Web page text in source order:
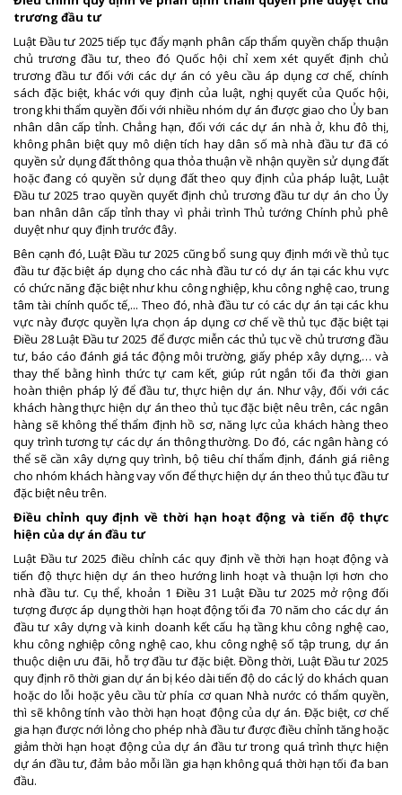
trương đầu tư
Luật Đầu tư 2025 tiếp tục đẩy mạnh phân cấp thẩm quyền chấp thuận
chủ trương đầu tư, theo đó Quốc hội chỉ xem xét quyết định chủ
trương đầu tư đối với các dự án có yêu cầu áp dụng cơ chế, chính
sách đặc biệt, khác với quy định của luật, nghị quyết của Quốc hội,
trong khi thẩm quyền đối với nhiều nhóm dự án được giao cho Ủy ban
nhân dân cấp tỉnh. Chẳng hạn, đối với các dự án nhà ở, khu đô thị,
không phân biệt quy mô diện tích hay dân số mà nhà đầu tư đã có
quyền sử dụng đất thông qua thỏa thuận về nhận quyền sử dụng đất
hoặc đang có quyền sử dụng đất theo quy định của pháp luật, Luật
Đầu tư 2025 trao quyền quyết định chủ trương đầu tư dự án cho Ủy
ban nhân dân cấp tỉnh thay vì phải trình Thủ tướng Chính phủ phê
duyệt như quy định trước đây.
Bên cạnh đó, Luật Đầu tư 2025 cũng bổ sung quy định mới về thủ tục
đầu tư đặc biệt áp dụng cho các nhà đầu tư có dự án tại các khu vực
có chức năng đặc biệt như khu công nghiệp, khu công nghệ cao, trung
tâm tài chính quốc tế,... Theo đó, nhà đầu tư có các dự án tại các khu
vực này được quyền lựa chọn áp dụng cơ chế về thủ tục đặc biệt tại
Điều 28 Luật Đầu tư 2025 để được miễn các thủ tục về chủ trương đầu
tư, báo cáo đánh giá tác động môi trường, giấy phép xây dựng,… và
thay thế bằng hình thức tự cam kết, giúp rút ngắn tối đa thời gian
hoàn thiện pháp lý để đầu tư, thực hiện dự án. Như vậy, đối với các
khách hàng thực hiện dự án theo thủ tục đặc biệt nêu trên, các ngân
hàng sẽ không thể thẩm định hồ sơ, năng lực của khách hàng theo
quy trình tương tự các dự án thông thường. Do đó, các ngân hàng có
thể sẽ cần xây dựng quy trình, bộ tiêu chí thẩm định, đánh giá riêng
cho nhóm khách hàng vay vốn để thực hiện dự án theo thủ tục đầu tư
đặc biệt nêu trên.
Điều chỉnh quy định về thời hạn hoạt động và tiến độ thực
hiện của dự án đầu tư
Luật Đầu tư 2025 điều chỉnh các quy định về thời hạn hoạt động và
tiến độ thực hiện dự án theo hướng linh hoạt và thuận lợi hơn cho
nhà đầu tư. Cụ thể, khoản 1 Điều 31 Luật Đầu tư 2025 mở rộng đối
tượng được áp dụng thời hạn hoạt động tối đa 70 năm cho các dự án
đầu tư xây dựng và kinh doanh kết cấu hạ tầng khu công nghệ cao,
khu công nghiệp công nghệ cao, khu công nghệ số tập trung, dự án
thuộc diện ưu đãi, hỗ trợ đầu tư đặc biệt. Đồng thời, Luật Đầu tư 2025
quy định rõ thời gian dự án bị kéo dài tiến độ do các lý do khách quan
hoặc do lỗi hoặc yêu cầu từ phía cơ quan Nhà nước có thẩm quyền,
thì sẽ không tính vào thời hạn hoạt động của dự án. Đặc biệt, cơ chế
gia hạn được nới lỏng cho phép nhà đầu tư được điều chỉnh tăng hoặc
giảm thời hạn hoạt động của dự án đầu tư trong quá trình thực hiện
dự án đầu tư, đảm bảo mỗi lần gia hạn không quá thời hạn tối đa ban
đầu.